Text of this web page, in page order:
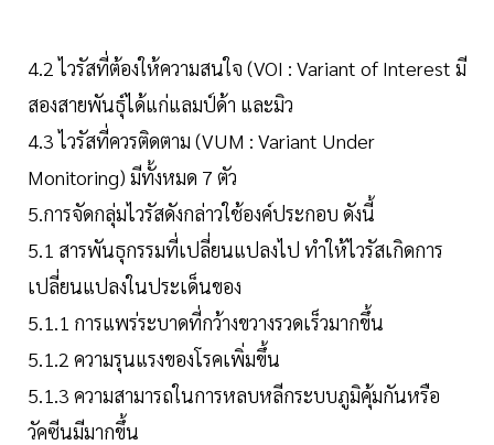
4.2 ไวรัสที่ต้องให้ความสนใจ (VOI : Variant of Interest มี
สองสายพันธุ์ได้แก่แลมป์ด้า และมิว
4.3 ไวรัสที่ควรติดตาม (VUM : Variant Under
Monitoring) มีทั้งหมด 7 ตัว
5.การจัดกลุ่มไวรัสดังกล่าวใช้องค์ประกอบ ดังนี้
5.1 สารพันธุกรรมที่เปลี่ยนแปลงไป ทำให้ไวรัสเกิดการ
เปลี่ยนแปลงในประเด็นของ
5.1.1 การแพร่ระบาดที่กว้างขวางรวดเร็วมากขึ้น
5.1.2 ความรุนแรงของโรคเพิ่มขึ้น
5.1.3 ความสามารถในการหลบหลีกระบบภูมิคุ้มกันหรือ
วัคซีนมีมากขึ้น